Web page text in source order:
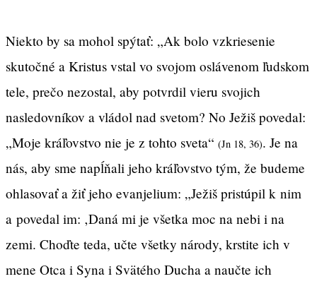
Niekto by sa mohol spýtať: „Ak bolo vzkriesenie
skutočné a Kristus vstal vo svojom oslávenom ľudskom
tele, prečo nezostal, aby potvrdil vieru svojich
nasledovníkov a vládol nad svetom? No Ježiš povedal:
„Moje kráľovstvo nie je z tohto sveta“ (Jn 18, 36). Je na
nás, aby sme napĺňali jeho kráľovstvo tým, že budeme
ohlasovať a žiť jeho evanjelium: „Ježiš pristúpil k nim
a povedal im: ‚Daná mi je všetka moc na nebi i na
zemi. Choďte teda, učte všetky národy, krstite ich v
mene Otca i Syna i Svätého Ducha a naučte ich